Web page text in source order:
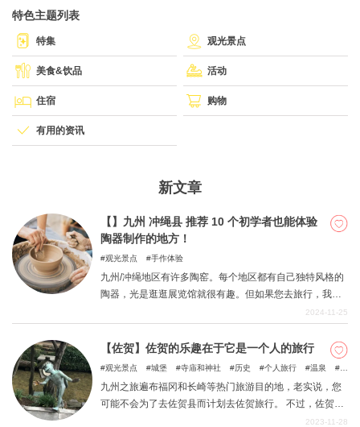
关於DEEPLOG
隐私政策
网站营运公司
特色主题列表
特集 观光景点
美食&饮品 活动
住宿 购物
有用的资讯
新文章
【】九州 冲绳县 推荐 10 个初学者也能体验
陶器制作的地方！
观光景点 手作体验
九州/冲绳地区有许多陶窑。每个地区都有自己独特风格的
陶器，光是逛逛展览馆就很有趣。但如果您去旅行，我们
建议您尝试自己制作陶器。无论是雨季还是炎热的夏天，
吧，这将是您旅行中难忘的一部分。
2024-11-25
【佐贺】佐贺的乐趣在于它是一个人的旅行
观光景点 城堡 寺庙和神社 历史 个人旅行 温泉
九州之旅遍布福冈和长崎等热门旅游目的地，老实说，您
可能不会为了去佐贺县而计划去佐贺旅行。 不过，佐贺县
也有很多吸引人的旅游景点，包括以陶器闻名的唐津、伊
2023-11-28